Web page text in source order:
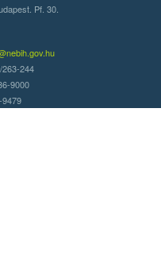
Pf. 30.
244
9000